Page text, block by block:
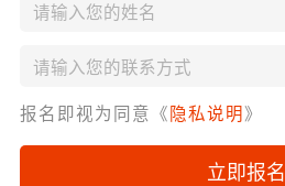
报名即视为同意《隐私说明》
立即报名